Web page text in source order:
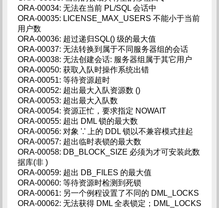
ORA-00034: 无法在当前 PL/SQL 会话中
ORA-00035: LICENSE_MAX_USERS 不能小于当前
用户数
ORA-00036: 超过递归SQL() 级的最大值
ORA-00037: 无法转换到属于不同服务器组的会话
ORA-00038: 无法创建会话: 服务器组属于其它用户
ORA-00050: 获取入队时操作系统出错
ORA-00051: 等待资源超时
ORA-00052: 超出最大入队资源数 ()
ORA-00053: 超出最大入队数
ORA-00054: 资源正忙，要求指定 NOWAIT
ORA-00055: 超出 DML 锁的最大数
ORA-00056: 对象 '.' 上的 DDL 锁以不兼容模式挂起
ORA-00057: 超出临时表锁的最大数
ORA-00058: DB_BLOCK_SIZE 必须为才可安装此数
据库(非 )
ORA-00059: 超出 DB_FILES 的最大值
ORA-00060: 等待资源时检测到死锁
ORA-00061: 另一个例程设置了不同的 DML_LOCKS
ORA-00062: 无法获得 DML 全表锁定；DML_LOCKS